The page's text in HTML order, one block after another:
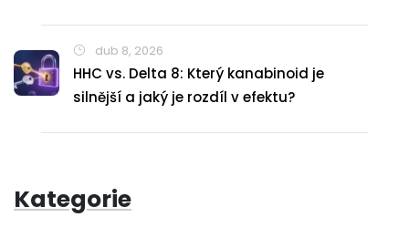
dub 8, 2026
HHC vs. Delta 8: Který kanabinoid je
silnější a jaký je rozdíl v efektu?
Kategorie